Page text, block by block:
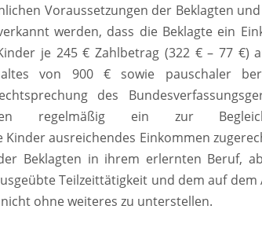
Voraussetzungen der Beklagten
werden, dass die Beklagte ein
je 245 € Zahlbetrag (322 € – 77 €)
von 900 € sowie pauschaler
des
regelmäßig ein zur
ausreichendes Einkommen
Beklagten in ihrem erlernten Beruf,
Teilzeittätigkeit und dem auf
ohne weiteres zu unterstellen.